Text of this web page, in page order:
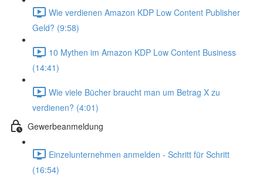
Wie verdienen Amazon KDP Low Content Publisher
Geld? (9:58)
10 Mythen im Amazon KDP Low Content Business
(14:41)
Wie viele Bücher braucht man um Betrag X zu
verdienen? (4:01)
Gewerbeanmeldung
Einzelunternehmen anmelden - Schritt für Schritt
(16:54)